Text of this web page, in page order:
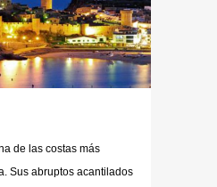
de las costas más
Sus abruptos acantilados